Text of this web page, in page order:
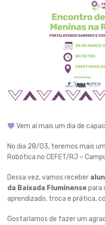
Vem aí mais um dia de
No dia 28/03, teremos mais
Robótica no CEFET/RJ –
Dessa vez, vamos receber
da Baixada Fluminensepara
aprendizado, troca e prática,
Gostaríamos de fazer um